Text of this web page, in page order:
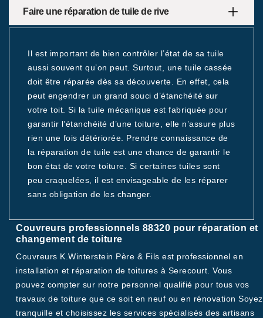
Faire une réparation de tuile de rive
Il est important de bien contrôler l’état de sa tuile
aussi souvent qu’on peut. Surtout, une tuile cassée
doit être réparée dès sa découverte. En effet, cela
peut engendrer un grand souci d’étanchéité sur
votre toit. Si la tuile mécanique est fabriquée pour
garantir l’étanchéité d’une toiture, elle n’assure plus
rien une fois détériorée. Prendre connaissance de
la réparation de tuile est une chance de garantir le
bon état de votre toiture. Si certaines tuiles sont
peu craquelées, il est envisageable de les réparer
sans obligation de les changer.
Couvreurs professionnels 88320 pour réparation et
changement de toiture
Couvreurs K.Winterstein Père & Fils est professionnel en
installation et réparation de toitures à Serecourt. Vous
pouvez compter sur notre personnel qualifié pour tous vos
travaux de toiture que ce soit en neuf ou en rénovation Soyez
tranquille et choisissez les services spécialisés des artisans